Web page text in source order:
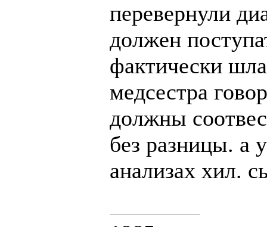
перевернули
должен
фактически
медсестра
должны
без разницы. а
анализах хил.